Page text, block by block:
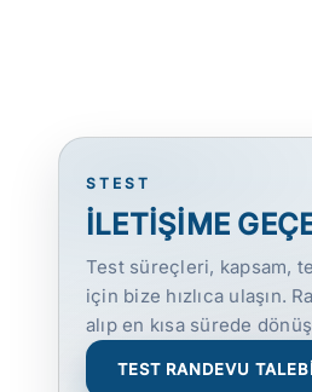
STEST
İLETİŞİME
Test süreçleri, kapsam,
için bize hızlıca ulaşın.
alıp en kısa sürede
TEST RANDEVU